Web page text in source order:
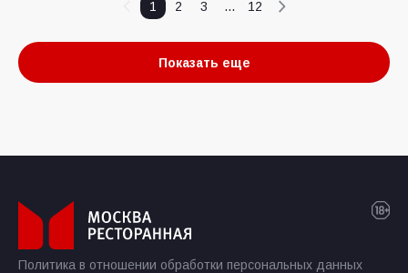
1 2 3 ... 12
Показать еще
Политика в отношении обработки персональных данных